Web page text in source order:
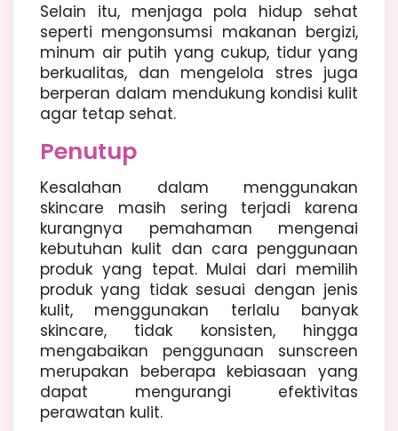
Selain itu, menjaga pola hidup sehat
seperti mengonsumsi makanan bergizi,
minum air putih yang cukup, tidur yang
berkualitas, dan mengelola stres juga
berperan dalam mendukung kondisi kulit
agar tetap sehat.
Penutup
Kesalahan dalam menggunakan
skincare masih sering terjadi karena
kurangnya pemahaman mengenai
kebutuhan kulit dan cara penggunaan
produk yang tepat. Mulai dari memilih
produk yang tidak sesuai dengan jenis
kulit, menggunakan terlalu banyak
skincare, tidak konsisten, hingga
mengabaikan penggunaan sunscreen
merupakan beberapa kebiasaan yang
dapat mengurangi efektivitas
perawatan kulit.